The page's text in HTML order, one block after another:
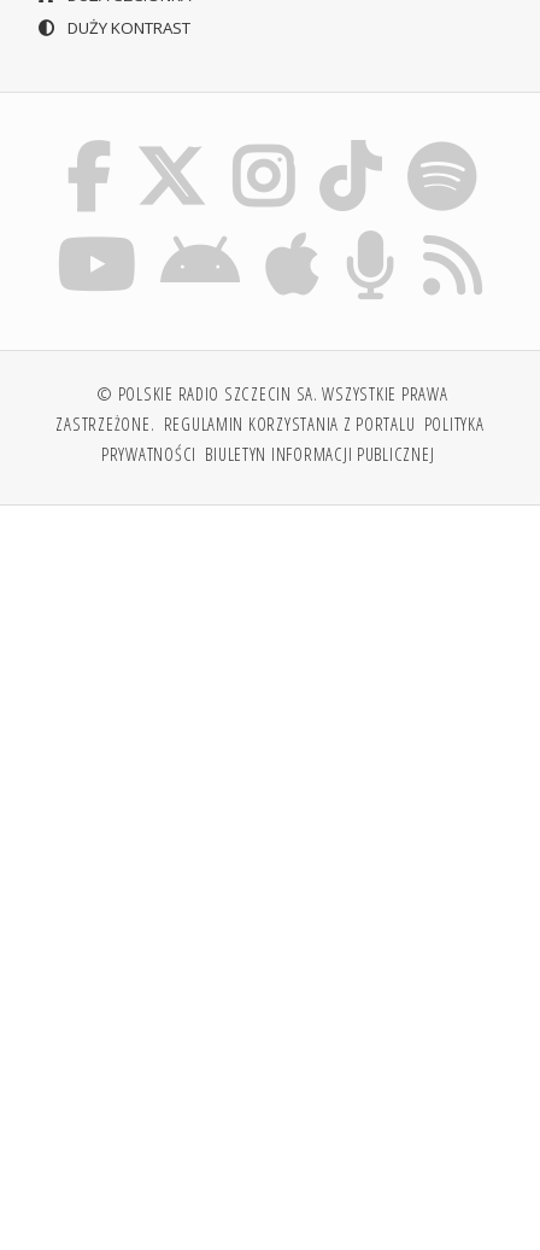
DUŻY KONTRAST
© POLSKIE RADIO SZCZECIN SA. WSZYSTKIE PRAWA
ZASTRZEŻONE. REGULAMIN KORZYSTANIA Z PORTALU POLITYKA
PRYWATNOŚCI BIULETYN INFORMACJI PUBLICZNEJ